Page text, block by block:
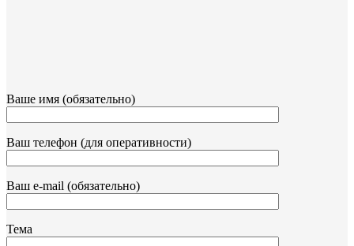
Ваше имя (обязательно)
Ваш телефон (для оперативности)
Ваш e-mail (обязательно)
Тема